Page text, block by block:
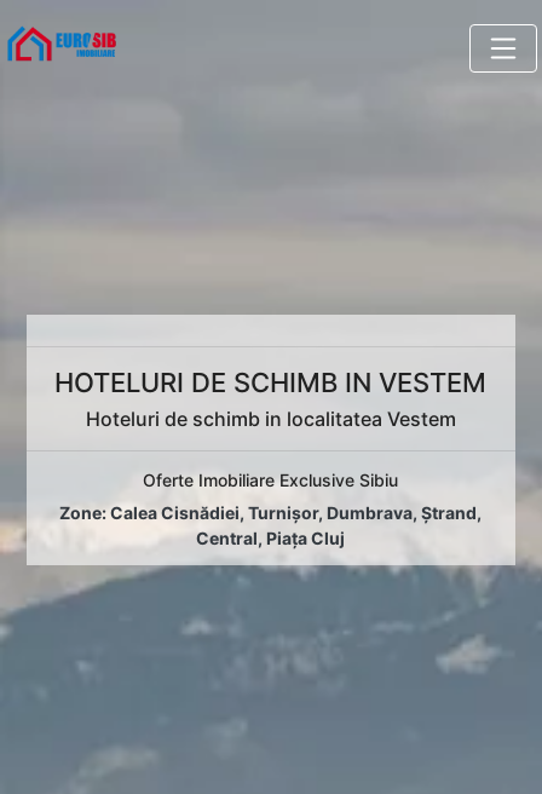
HOTELURI DE SCHIMB IN VESTEM
Hoteluri de schimb in localitatea Vestem
Oferte Imobiliare Exclusive Sibiu
Zone:Calea Cisnădiei,Turnișor,Dumbrava,Ștrand,
Central, Piața Cluj